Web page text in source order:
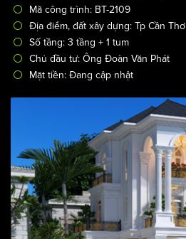
Mã công trình: BT-2109
Địa điểm, đất xây dựng: Tp Cần Thơ
Số tầng: 3 tầng + 1 tum
Chủ đầu tư: Ông Đoàn Văn Phát
Mặt tiền: Đang cập nhật